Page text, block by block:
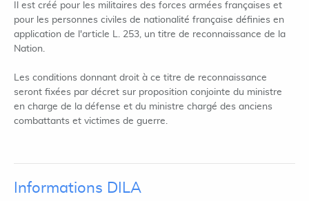
Il est créé pour les militaires des forces armées françaises et
pour les personnes civiles de nationalité française définies en
application de l'article L. 253, un titre de reconnaissance de la
Nation.
Les conditions donnant droit à ce titre de reconnaissance
seront fixées par décret sur proposition conjointe du ministre
en charge de la défense et du ministre chargé des anciens
combattants et victimes de guerre.
Informations DILA